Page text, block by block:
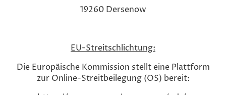
19260 Dersenow
EU-Streitschlichtung:
Die Europäische Kommission stellt eine Plattform
zur Online-Streitbeilegung (OS) bereit: